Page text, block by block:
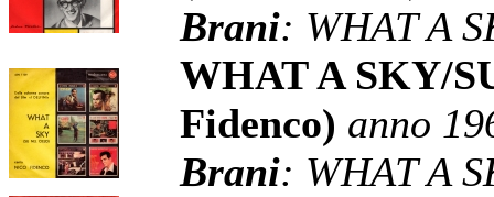
Brani: WHAT A
WHAT A SKY/
Fidenco) anno
Brani: WHAT A